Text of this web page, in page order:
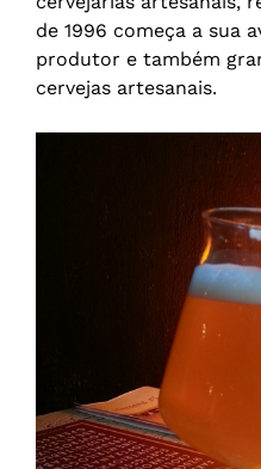
de 1996 começa a sua
produtor e também
cervejas artesanais.